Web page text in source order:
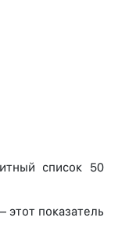
список 50
показатель